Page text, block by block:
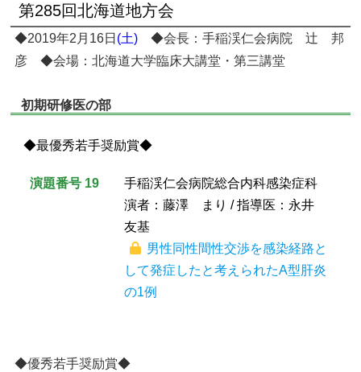
第285回北海道地方会
◆2019年2月16日 (土) ◆会長：手稲渓仁会病院 辻 邦
彦 ◆会場：北海道大学臨床大講堂・第三講堂
初期研修医の部
◆最優秀若手奨励賞◆
演題番号 19
手稲渓仁会病院総合内科感染症科
演者：藤澤 まり / 指導医：永井
友基
男性同性間性交渉を感染経路と
して発症したと考えられたA型肝炎
の1例
◆優秀若手奨励賞◆